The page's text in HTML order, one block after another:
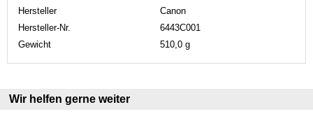
Hersteller
Canon
Hersteller-Nr.
6443C001
Gewicht
510,0 g
Wir helfen gerne weiter